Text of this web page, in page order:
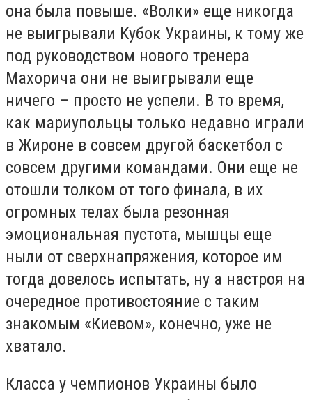
она была повыше. «Волки» еще никогда
не выигрывали Кубок Украины, к тому же
под руководством нового тренера
Махорича они не выигрывали еще
ничего – просто не успели. В то время,
как мариупольцы только недавно играли
в Жироне в совсем другой баскетбол с
совсем другими командами. Они еще не
отошли толком от того финала, в их
огромных телах была резонная
эмоциональная пустота, мышцы еще
ныли от сверхнапряжения, которое им
тогда довелось испытать, ну а настроя на
очередное противостояние с таким
знакомым «Киевом», конечно, уже не
хватало.
Класса у чемпионов Украины было